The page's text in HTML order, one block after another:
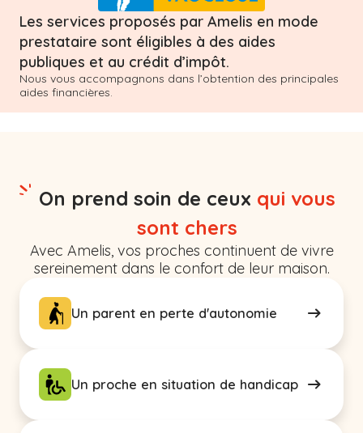
Les services proposés par Amelis en mode
prestataire sont éligibles à des aides
publiques et au crédit d’impôt.
Nous vous accompagnons dans l’obtention des principales
aides financières.
On prend soin de ceux qui vous
sont chers
Avec Amelis, vos proches continuent de vivre
sereinement dans le confort de leur maison.
Un parent en perte d'autonomie
Un proche en situation de handicap